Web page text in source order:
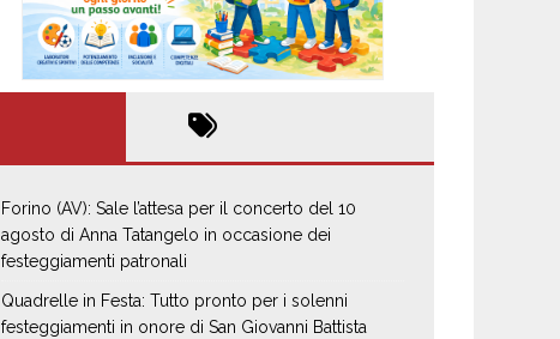
Forino (AV): Sale l’attesa per il concerto del 10
agosto di Anna Tatangelo in occasione dei
festeggiamenti patronali
Quadrelle in Festa: Tutto pronto per i solenni
festeggiamenti in onore di San Giovanni Battista